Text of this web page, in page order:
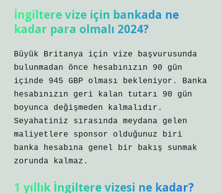
İngiltere vize için bankada ne
kadar para olmalı 2024?
Büyük Britanya için vize başvurusunda
bulunmadan önce hesabınızın 90 gün
içinde 945 GBP olması bekleniyor. Banka
hesabınızın geri kalan tutarı 90 gün
boyunca değişmeden kalmalıdır.
Seyahatiniz sırasında meydana gelen
maliyetlere sponsor olduğunuz biri
banka hesabına genel bir bakış sunmak
zorunda kalmaz.
1 yıllık İngiltere vizesi ne kadar?